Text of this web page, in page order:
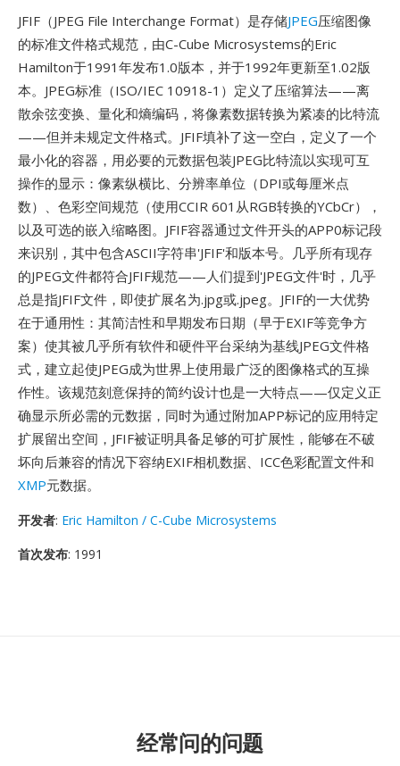
JFIF（JPEG File Interchange Format）是存储JPEG压缩图像
的标准文件格式规范，由C-Cube Microsystems的Eric
Hamilton于1991年发布1.0版本，并于1992年更新至1.02版
本。JPEG标准（ISO/IEC 10918-1）定义了压缩算法——离
散余弦变换、量化和熵编码，将像素数据转换为紧凑的比特流
——但并未规定文件格式。JFIF填补了这一空白，定义了一个
最小化的容器，用必要的元数据包装JPEG比特流以实现可互
操作的显示：像素纵横比、分辨率单位（DPI或每厘米点
数）、色彩空间规范（使用CCIR 601从RGB转换的YCbCr），
以及可选的嵌入缩略图。JFIF容器通过文件开头的APP0标记段
来识别，其中包含ASCII字符串'JFIF'和版本号。几乎所有现存
的JPEG文件都符合JFIF规范——人们提到'JPEG文件'时，几乎
总是指JFIF文件，即使扩展名为.jpg或.jpeg。JFIF的一大优势
在于通用性：其简洁性和早期发布日期（早于EXIF等竞争方
案）使其被几乎所有软件和硬件平台采纳为基线JPEG文件格
式，建立起使JPEG成为世界上使用最广泛的图像格式的互操
作性。该规范刻意保持的简约设计也是一大特点——仅定义正
确显示所必需的元数据，同时为通过附加APP标记的应用特定
扩展留出空间，JFIF被证明具备足够的可扩展性，能够在不破
坏向后兼容的情况下容纳EXIF相机数据、ICC色彩配置文件和
XMP元数据。
开发者: Eric Hamilton / C-Cube Microsystems
首次发布: 1991
经常问的问题